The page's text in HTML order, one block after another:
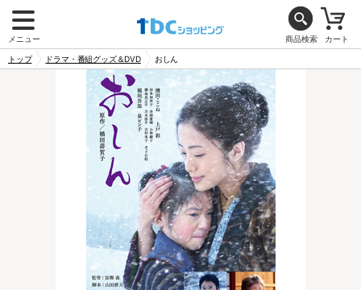
メニュー 商品検索 カート
トップ ドラマ・番組グッズ＆DVD おしん